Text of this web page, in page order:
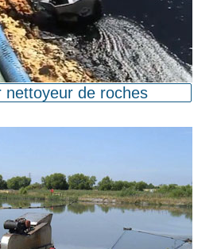
nettoyeur de roches